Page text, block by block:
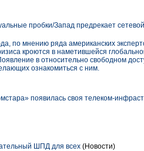
пробки/Запад предрекает
по мнению ряда американских
кроются в наметившейся
в относительно свободном
ознакомиться с ним.
появилась своя телеком-
ШПД для всех (Новости)